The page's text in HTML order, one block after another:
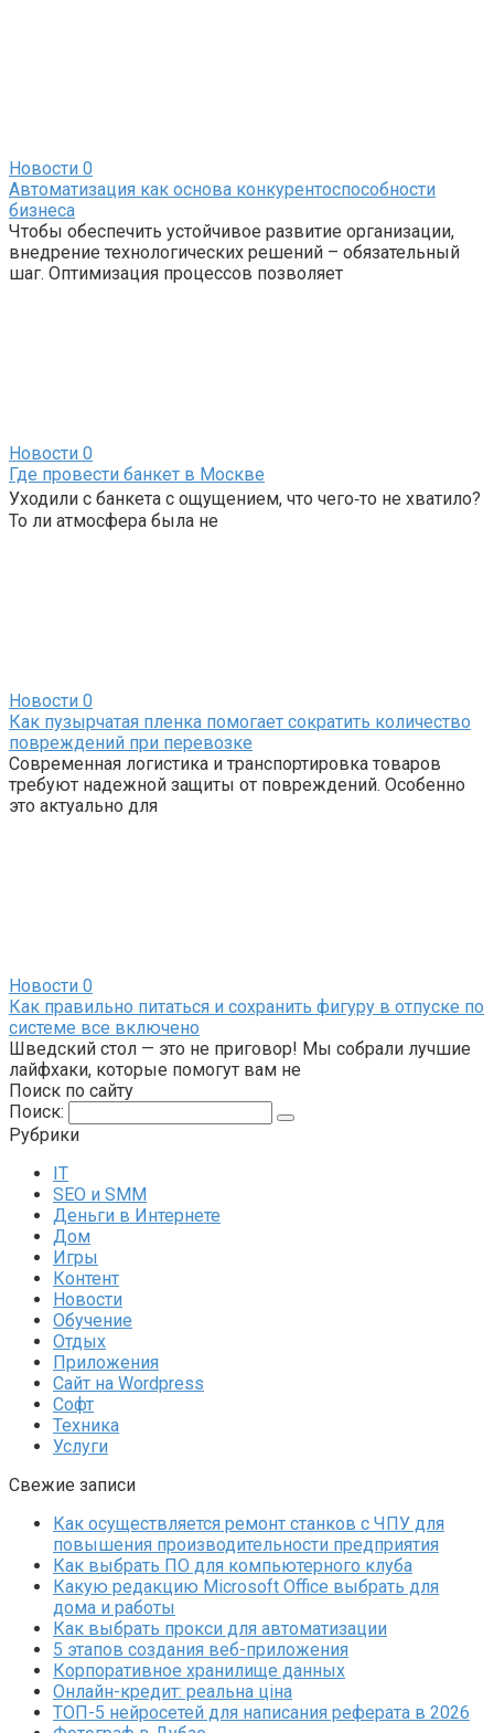
Новости 0
Автоматизация как основа конкурентоспособности
бизнеса
Чтобы обеспечить устойчивое развитие организации,
внедрение технологических решений – обязательный
шаг. Оптимизация процессов позволяет
Новости 0
Где провести банкет в Москве
Уходили с банкета с ощущением, что чего‑то не хватило?
То ли атмосфера была не
Новости 0
Как пузырчатая пленка помогает сократить количество
повреждений при перевозке
Современная логистика и транспортировка товаров
требуют надежной защиты от повреждений. Особенно
это актуально для
Новости 0
Как правильно питаться и сохранить фигуру в отпуске по
системе все включено
Шведский стол — это не приговор! Мы собрали лучшие
лайфхаки, которые помогут вам не
Поиск по сайту
Поиск:
Рубрики
IT
SEO и SMM
Деньги в Интернете
Дом
Игры
Контент
Новости
Обучение
Отдых
Приложения
Сайт на Wordpress
Софт
Техника
Услуги
Свежие записи
Как осуществляется ремонт станков с ЧПУ для
повышения производительности предприятия
Как выбрать ПО для компьютерного клуба
Какую редакцию Microsoft Office выбрать для
дома и работы
Как выбрать прокси для автоматизации
5 этапов создания веб-приложения
Корпоративное хранилище данных
Онлайн-кредит: реальна ціна
ТОП-5 нейросетей для написания реферата в 2026